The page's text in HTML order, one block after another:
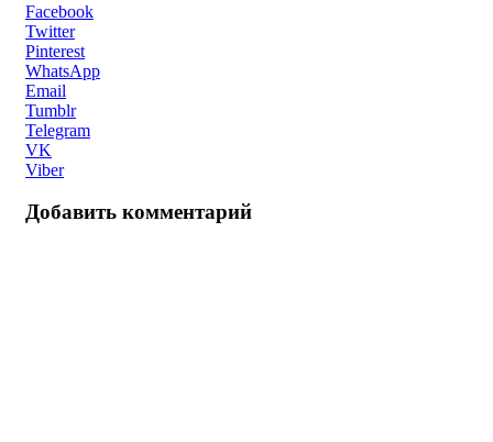
Facebook
Twitter
Pinterest
WhatsApp
Email
Tumblr
Telegram
VK
Viber
Добавить комментарий